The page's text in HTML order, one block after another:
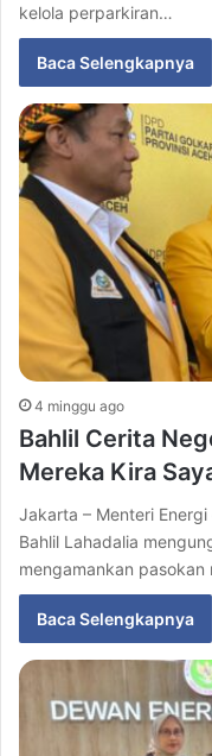
kelola perparkiran…
Baca Selengkapnya
4 minggu ago
Bahlil Cerita
Mereka Kira
Jakarta – Menteri
Bahlil Lahadalia
mengamankan pasokan
Baca Selengkapnya